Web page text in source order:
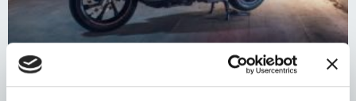
Lo scooter elettrico come perno di una mobilità urbana